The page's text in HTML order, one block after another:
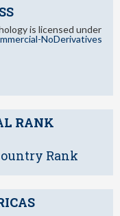
is licensed under
NoDerivatives
RANK